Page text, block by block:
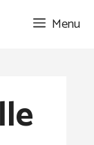
Menu